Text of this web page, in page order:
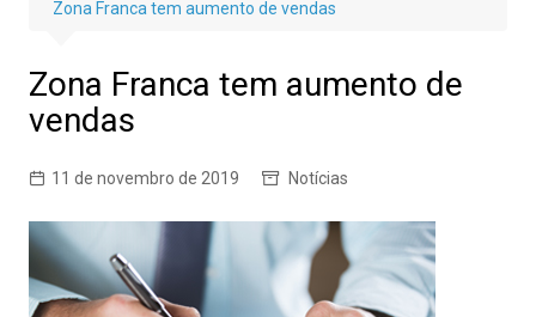
Zona Franca tem aumento de vendas
Zona Franca tem aumento de
vendas
11 de novembro de 2019 Notícias